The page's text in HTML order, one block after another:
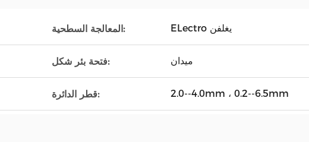
المعالجة السطحية: ELectro يغلفن
فتحة بئر شكل: ميدان
قطر الدائرة: 2.0--4.0mm ، 0.2--6.5mm